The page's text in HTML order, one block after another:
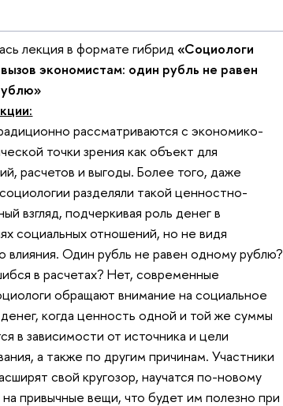
лекция в формате гибрид «Социологи
экономистам: один рубль не равен
рассматриваются с экономико-
точки зрения как объект для
расчетов и выгоды. Более того, даже
разделяли такой ценностно-
взгляд, подчеркивая роль денег в
социальных отношений, но не видя
влияния. Один рубль не равен одному рублю?
в расчетах? Нет, современные
обращают внимание на социальное
когда ценность одной и той же суммы
в зависимости от источника и цели
а также по другим причинам. Участники
свой кругозор, научатся по-новому
привычные вещи, что будет им полезно при